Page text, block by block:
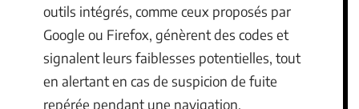
outils intégrés, comme ceux proposés par
Google ou Firefox, génèrent des codes et
signalent leurs faiblesses potentielles, tout
en alertant en cas de suspicion de fuite
repérée pendant une navigation.